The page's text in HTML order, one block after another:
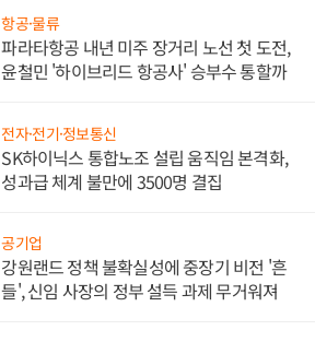
항공·물류
파라타항공 내년 미주 장거리 노선 첫 도전,
윤철민 '하이브리드 항공사' 승부수 통할까
전자·전기·정보통신
SK하이닉스 통합노조 설립 움직임 본격화,
성과급 체계 불만에 3500명 결집
공기업
강원랜드 정책 불확실성에 중장기 비전 '흔
들', 신임 사장의 정부 설득 과제 무거워져